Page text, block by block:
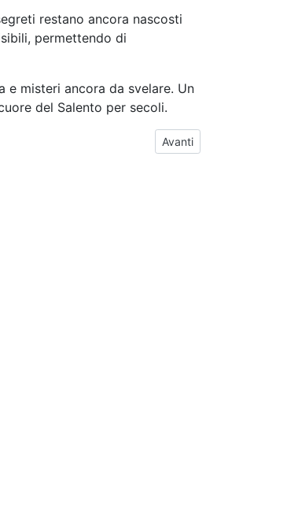
restano ancora nascosti
permettendo di
e misteri ancora da svelare. Un
del Salento per secoli.
Articolo successivo:
Avanti